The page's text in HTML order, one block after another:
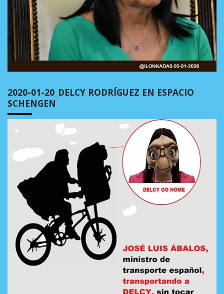
2020-01-20_DELCY RODRÍGUEZ EN ESPACIO
SCHENGEN